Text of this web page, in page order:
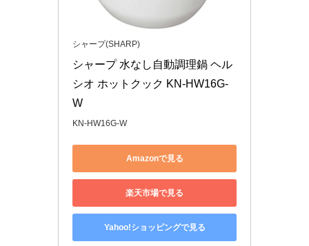
シャープ(SHARP)
シャープ 水なし自動調理鍋 ヘル
シオ ホットクック KN-HW16G-
W
KN-HW16G-W
Amazonで見る
楽天市場で見る
Yahoo!ショッピングで見る